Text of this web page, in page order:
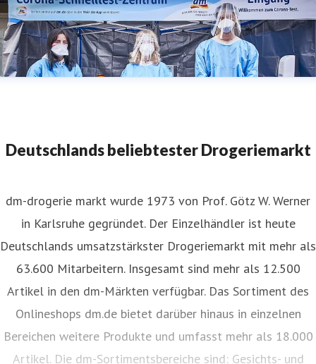
Deutschlands beliebtester Drogeriemarkt
dm-drogerie markt wurde 1973 von Prof. Götz W. Werner
in Karlsruhe gegründet. Der Einzelhändler ist heute
Deutschlands umsatzstärkster Drogeriemarkt mit mehr als
63.600 Mitarbeitern. Insgesamt sind mehr als 12.500
Artikel in den dm-Märkten verfügbar. Das Sortiment des
Onlineshops dm.de bietet darüber hinaus in einzelnen
Bereichen weitere Produkte und umfasst mehr als 18.000
Artikel. Die dm-Sortimentsbereiche sind: Gesichts- und